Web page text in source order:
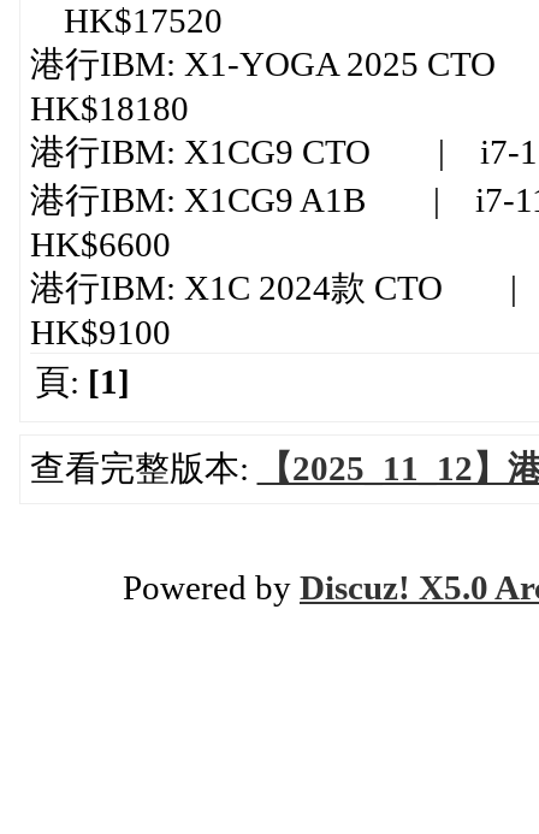
HK$17520
港行IBM: X1-YOGA 2025
HK$18180
港行IBM: X1CG9 CTO | i7-
港行IBM: X1CG9 A1B | i7-
HK$6600
港行IBM: X1C 2024款 CTO |
HK$9100
頁: [1]
查看完整版本: 【2025_11_12
Powered by Discuz! X5.0